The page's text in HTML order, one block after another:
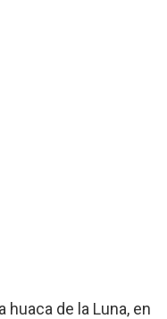
de la Luna, en